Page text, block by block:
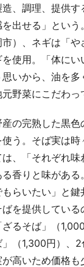
、調理、提供
出せる」とい
）、ネギは「や
を使用。「体に
いから、油を多
野菜にこだわっ
の完熟した黒色
う。そば実は時
、「それぞれ
香りと味がある
らいたい」と鍵
を提供してい
るそば」（
（1,300円）、
高いため価格も